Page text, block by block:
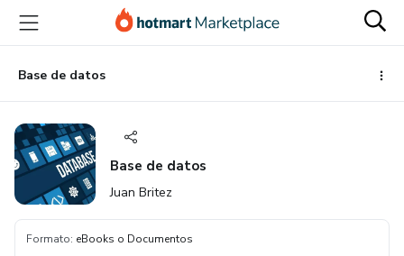
principal
página
de
página
Base de datos
Base de datos
Juan Britez
Formato: eBooks o Documentos